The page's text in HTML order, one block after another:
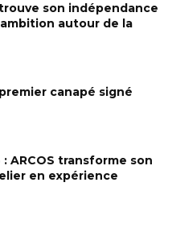
son indépendance
autour de la
canapé signé
ARCOS transforme son
en expérience